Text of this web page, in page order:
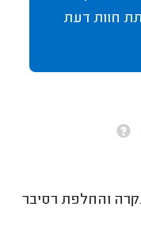
חוות דעת
והחלפת רסיבר